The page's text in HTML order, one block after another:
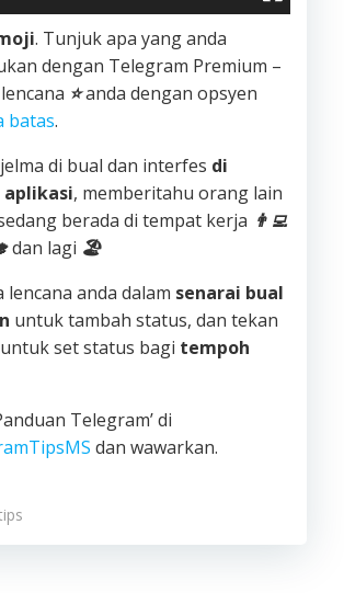
. Tunjuk apa yang anda
dengan Telegram Premium –
⭐️anda dengan opsyen
batas.
di bual dan interfes di
aplikasi, memberitahu orang lain
berada di tempat kerja 👨‍💻
dan lagi 🏖
lencana anda dalam senarai bual
untuk tambah status, dan tekan
set status bagi tempoh
Telegram’ di
dan wawarkan.